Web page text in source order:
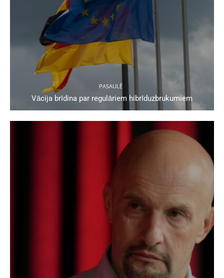
PASAULĒ
Vācija brīdina par regulāriem hibrīduzbrukumiem